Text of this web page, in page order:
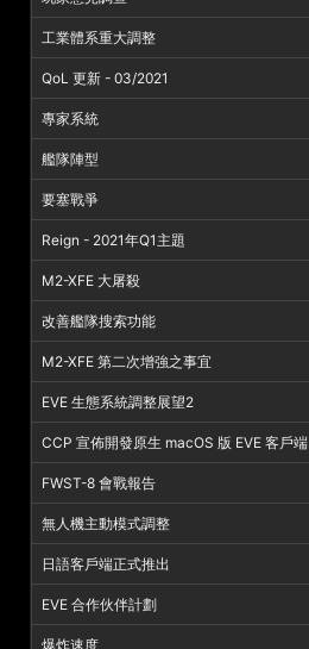
工業體系重大調整
QoL 更新 - 03/2021
專家系統
艦隊陣型
要塞戰爭
Reign - 2021年Q1主題
M2-XFE 大屠殺
改善艦隊搜索功能
M2-XFE 第二次增強之事宜
EVE 生態系統調整展望2
CCP 宣佈開發原生 macOS 版 EVE 客戶端
FWST-8 會戰報告
無人機主動模式調整
日語客戶端正式推出
EVE 合作伙伴計劃
爆炸速度